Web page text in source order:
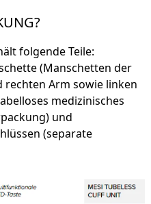
folgende Teile:
(Manschetten der
Arm sowie linken
medizinisches
und
(separate